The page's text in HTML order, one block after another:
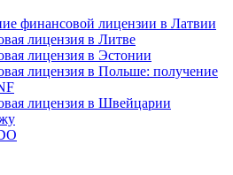
финансовой лицензии в Латвии
лицензия в Литве
лицензия в Эстонии
лицензия в Польше: получение
лицензия в Швейцарии